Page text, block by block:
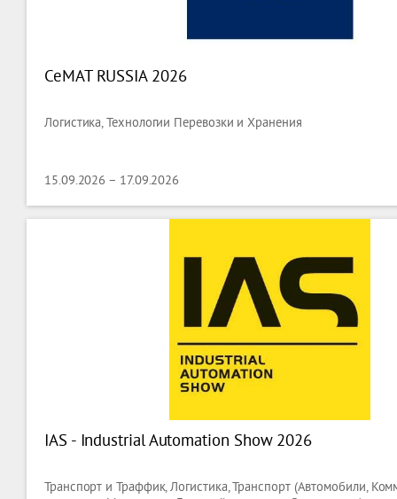
CeMAT RUSSIA 2026
Логистика, Технологии Перевозки и Хранения
15.09.2026 – 17.09.2026
IAS - Industrial Automation Show 2026
Транспорт и Траффик, Логистика, Транспорт (Автомобили,